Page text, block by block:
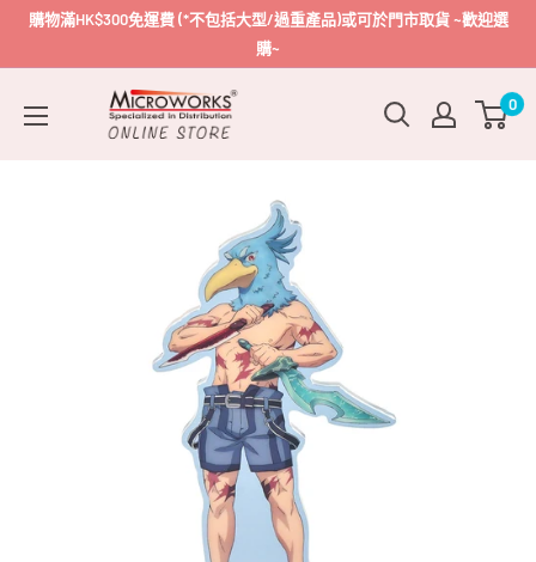
購物滿HK$300免運費 (*不包括大型/過重產品)或可於門市取貨 ~歡迎選
購~
Microworks
Online
0